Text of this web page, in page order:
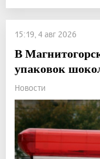
15:19, 4 авг 2026
В
упаковок
Новости